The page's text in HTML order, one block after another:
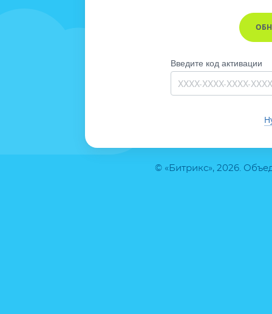
© «Битрикс», 2026.
Введите код активации